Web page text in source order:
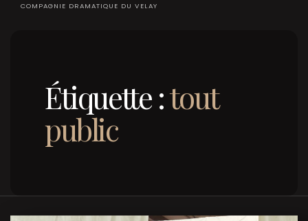
COMPAGNIE DRAMATIQUE DU VELAY
Étiquette :tout
public